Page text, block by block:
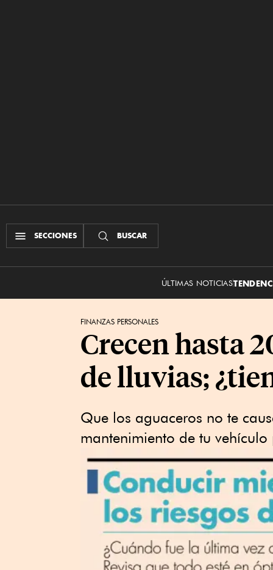
SECCIONES BUSCAR
ÚLTIMAS NOTICIAS
FINANZAS PERSONALES
Crecen hasta
de lluvias;
Que los aguaceros no te
mantenimiento de tu